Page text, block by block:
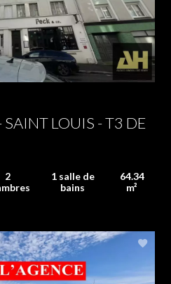
SAINT LOUIS - T3 DE
2
1 salle de
bains
64.34
m²